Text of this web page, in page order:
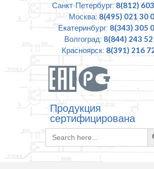
Санкт-Петербург: 8(812)
Москва: 8(495) 021 30
Екатеринбург: 8(343) 305
Волгоград: 8(844) 243 52
Красноярск: 8(391) 216
Продукция
сертифицирована
Search
for: